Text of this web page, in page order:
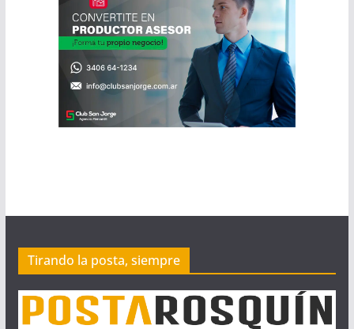
Tirando la posta, siempre